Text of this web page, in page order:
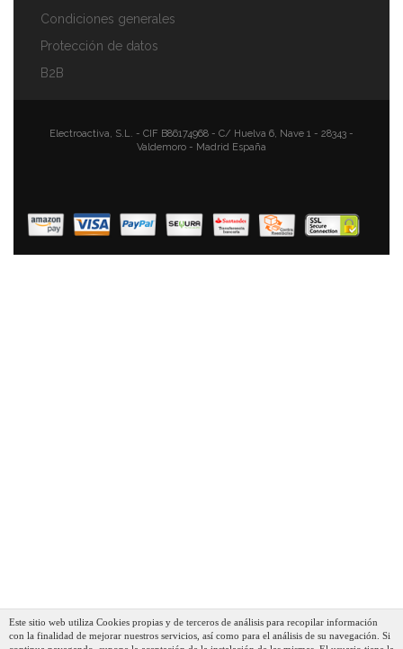
Rebanadas, 3 Funciones, 6 Niveles De Tostado, Diseño
79,90 € 54,90 €
Condiciones generales
Protección de datos
B2B
Electroactiva, S.L. - CIF B86174968 - C/ Huelva 6, Nave 1 - 28343 -
Valdemoro - Madrid España
Este sitio web utiliza Cookies propias y de terceros de análisis para recopilar información
con la finalidad de mejorar nuestros servicios, así como para el análisis de su navegación. Si